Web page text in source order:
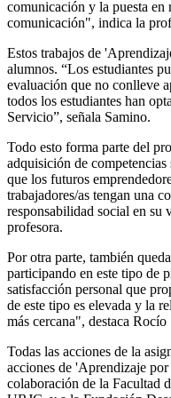
comunicación y la puesta en
comunicación", indica la
Estos trabajos de
alumnos. “Los estudiantes
evaluación que no conlleve
todos los estudiantes han
Servicio”, señala Samino.
Todo esto forma parte del
adquisición de
que los futuros
trabajadores/as tengan una
responsabilidad social en su
profesora.
Por otra parte, también
participando en este tipo de
satisfacción personal que
de este tipo es elevada y la
más cercana", destaca Rocío
Todas las acciones de la
acciones de 'Aprendizaje
colaboración de la Facultad